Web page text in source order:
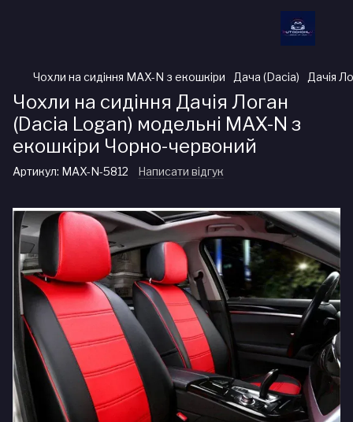
Чохли на сидіння MAX-N з екошкіри Дача (Dacia) Дачія
Чохли на сидіння Дачія Логан
(Dacia Logan) модельні MAX-N з
екошкіри Чорно-червоний
Артикул: MAX-N-5812 Написати відгук